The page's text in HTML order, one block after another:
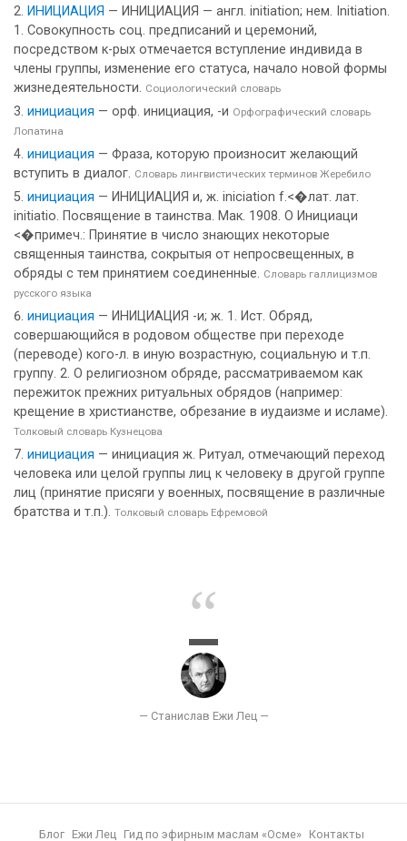
ИНИЦИАЦИЯ — ИНИЦИАЦИЯ — англ. initiation; нем. Initiation.
1. Совокупность соц. предписаний и церемоний,
посредством к-рых отмечается вступление индивида в
члены группы, изменение его статуса, начало новой формы
жизнедеятельности. Социологический словарь
инициация — орф. инициация, -и Орфографический словарь
Лопатина
инициация — Фраза, которую произносит желающий
вступить в диалог. Словарь лингвистических терминов Жеребило
инициация — ИНИЦИАЦИЯ и, ж. iniciation f.<�лат. лат.
initiatio. Посвящение в таинства. Мак. 1908. О Инициаци
<�примеч.: Принятие в число знающих некоторые
священныя таинства, сокрытыя от непросвещенных, в
обряды с тем принятием соединенные. Словарь галлицизмов
русского языка
инициация — ИНИЦИАЦИЯ -и; ж. 1. Ист. Обряд,
совершающийся в родовом обществе при переходе
(переводе) кого-л. в иную возрастную, социальную и т.п.
группу. 2. О религиозном обряде, рассматриваемом как
пережиток прежних ритуальных обрядов (например:
крещение в христианстве, обрезание в иудаизме и исламе).
Толковый словарь Кузнецова
инициация — инициация ж. Ритуал, отмечающий переход
человека или целой группы лиц к человеку в другой группе
лиц (принятие присяги у военных, посвящение в различные
братства и т.п.). Толковый словарь Ефремовой
Блог Ежи Лец Гид по эфирным маслам «Осме» Контакты